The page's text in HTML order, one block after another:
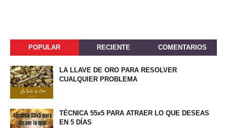
POPULAR RECIENTE COMENTARIOS
LA LLAVE DE ORO PARA RESOLVER
CUALQUIER PROBLEMA
TÉCNICA 55x5 PARA ATRAER LO QUE DESEAS
EN 5 DÍAS